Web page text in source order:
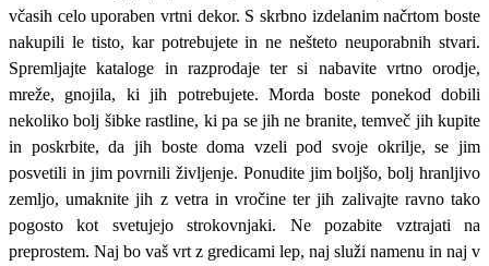
včasih celo uporaben vrtni dekor. S skrbno izdelanim načrtom boste
nakupili le tisto, kar potrebujete in ne nešteto neuporabnih stvari.
Spremljajte kataloge in razprodaje ter si nabavite vrtno orodje,
mreže, gnojila, ki jih potrebujete. Morda boste ponekod dobili
nekoliko bolj šibke rastline, ki pa se jih ne branite, temveč jih kupite
in poskrbite, da jih boste doma vzeli pod svoje okrilje, se jim
posvetili in jim povrnili življenje. Ponudite jim boljšo, bolj hranljivo
zemljo, umaknite jih z vetra in vročine ter jih zalivajte ravno tako
pogosto kot svetujejo strokovnjaki. Ne pozabite vztrajati na
preprostem. Naj bo vaš vrt z gredicami lep, naj služi namenu in naj v